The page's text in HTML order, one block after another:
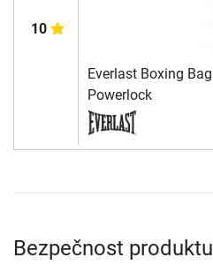
10
Everlast Boxing Bag
Powerlock
Bezpečnost produktu